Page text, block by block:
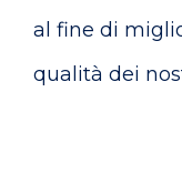
al fine di
qualità dei